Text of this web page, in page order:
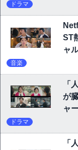
ドラマ
ST
ャ
音楽
「
が
ャ
ドラマ
「